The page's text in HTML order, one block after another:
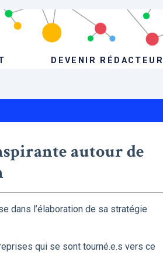
DEVENIR RÉDACTEUR
autour de
dans l’élaboration de sa stratégie
qui se sont tourné.e.s vers ce